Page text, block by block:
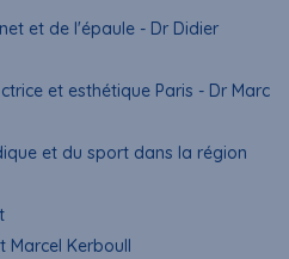
et de l'épaule - Dr Didier
et esthétique Paris - Dr Marc
et du sport dans la région
Marcel Kerboull